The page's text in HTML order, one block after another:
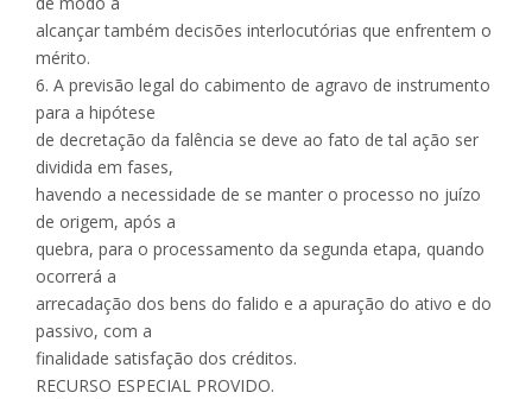
alcançar também decisões interlocutórias que enfrentem o
mérito.
6. A previsão legal do cabimento de agravo de instrumento
para a hipótese
de decretação da falência se deve ao fato de tal ação ser
dividida em fases,
havendo a necessidade de se manter o processo no juízo
de origem, após a
quebra, para o processamento da segunda etapa, quando
ocorrerá a
arrecadação dos bens do falido e a apuração do ativo e do
passivo, com a
finalidade satisfação dos créditos.
RECURSO ESPECIAL PROVIDO.